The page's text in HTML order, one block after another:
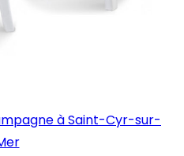
à Saint-Cyr-sur-